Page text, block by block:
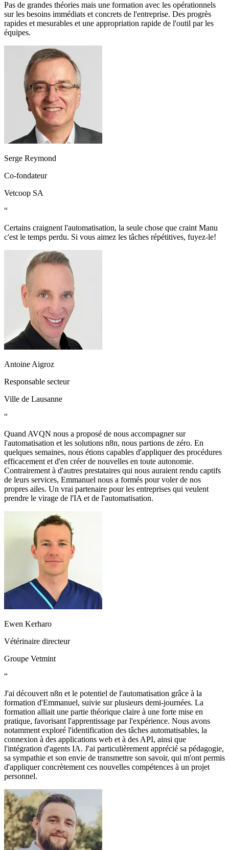
Pas de grandes théories mais une formation avec les opérationnels
sur les besoins immédiats et concrets de l'entreprise. Des progrès
rapides et mesurables et une appropriation rapide de l'outil par les
équipes.
Serge Reymond
Co-fondateur
Vetcoop SA
“
Certains craignent l'automatisation, la seule chose que craint Manu
c'est le temps perdu. Si vous aimez les tâches répétitives, fuyez-le!
Antoine Aigroz
Responsable secteur
Ville de Lausanne
“
Quand AVQN nous a proposé de nous accompagner sur
l'automatisation et les solutions n8n, nous partions de zéro. En
quelques semaines, nous étions capables d'appliquer des procédures
efficacement et d'en créer de nouvelles en toute autonomie.
Contrairement à d'autres prestataires qui nous auraient rendu captifs
de leurs services, Emmanuel nous a formés pour voler de nos
propres ailes. Un vrai partenaire pour les entreprises qui veulent
prendre le virage de l'IA et de l'automatisation.
Ewen Kerharo
Vétérinaire directeur
Groupe Vetmint
“
J'ai découvert n8n et le potentiel de l'automatisation grâce à la
formation d'Emmanuel, suivie sur plusieurs demi-journées. La
formation alliait une partie théorique claire à une forte mise en
pratique, favorisant l'apprentissage par l'expérience. Nous avons
notamment exploré l'identification des tâches automatisables, la
connexion à des applications web et à des API, ainsi que
l'intégration d'agents IA. J'ai particulièrement apprécié sa pédagogie,
sa sympathie et son envie de transmettre son savoir, qui m'ont permis
d'appliquer concrètement ces nouvelles compétences à un projet
personnel.